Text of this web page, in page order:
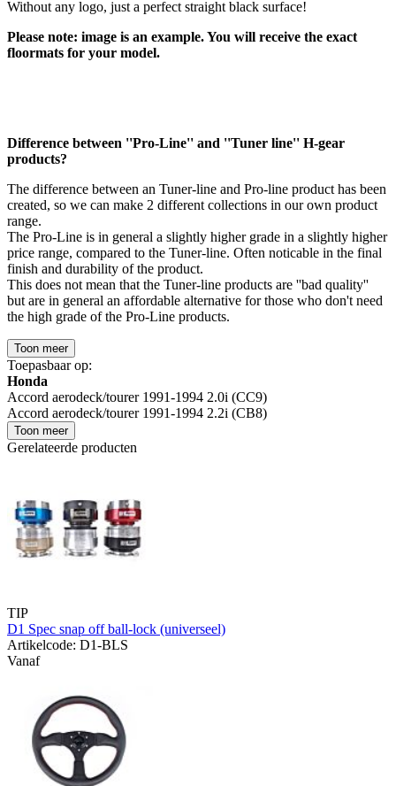
Without any logo, just a perfect straight black surface!
Please note: image is an example. You will receive the exact
floormats for your model.
Difference between ''Pro-Line'' and ''Tuner line'' H-gear
products?
The difference between an Tuner-line and Pro-line product has been
created, so we can make 2 different collections in our own product
range.
The Pro-Line is in general a slightly higher grade in a slightly higher
price range, compared to the Tuner-line. Often noticable in the final
finish and durability of the product.
This does not mean that the Tuner-line products are ''bad quality''
but are in general an affordable alternative for those who don't need
the high grade of the Pro-Line products.
Toon meer
Toepasbaar op:
Honda
Accord aerodeck/tourer 1991-1994 2.0i (CC9)
Accord aerodeck/tourer 1991-1994 2.2i (CB8)
Toon meer
Gerelateerde producten
TIP
D1 Spec snap off ball-lock (universeel)
Artikelcode: D1-BLS
Vanaf